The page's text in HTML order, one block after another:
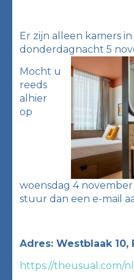
Er zijn alleen kamers
donderdagnacht 5
Mocht u
reeds
alhier
op
woensdag 4
stuur dan een e-mail
Adres: Westblaak 10,
https://theusual.com/